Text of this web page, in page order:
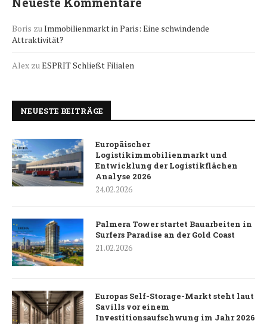
Boris zuImmobilienmarkt in Paris: Eine schwindende
Attraktivität?
Alex zuESPRIT Schließt Filialen
NEUESTE BEITRÄGE
Europäischer
Logistikimmobilienmarkt und
Entwicklung der Logistikflächen
Analyse 2026
24.02.2026
Palmera Tower startet Bauarbeiten in
Surfers Paradise an der Gold Coast
21.02.2026
Europas Self-Storage-Markt steht laut
Savills vor einem
Investitionsaufschwung im Jahr 2026